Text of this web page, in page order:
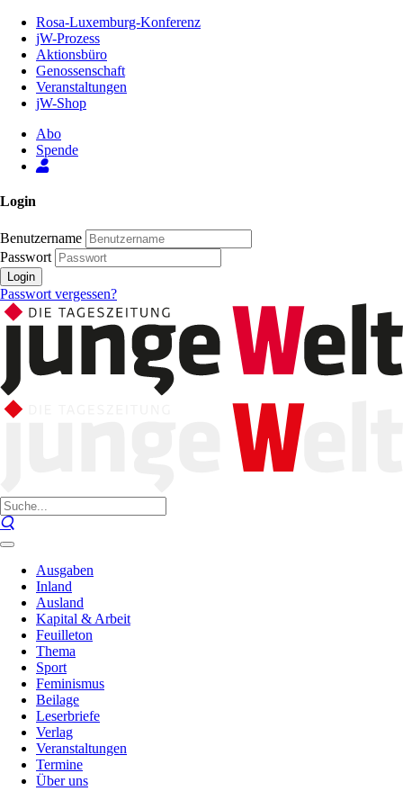
Inhalt
Seite
Rosa-Luxemburg-Konferenz
jW-Prozess
Aktionsbüro
Genossenschaft
Veranstaltungen
jW-Shop
Abo
Spende
Login
Benutzername
Passwort
Login
Passwort vergessen?
Ausgaben
Inland
Ausland
Kapital & Arbeit
Feuilleton
Thema
Sport
Feminismus
Beilage
Leserbriefe
Verlag
Veranstaltungen
Termine
Über uns